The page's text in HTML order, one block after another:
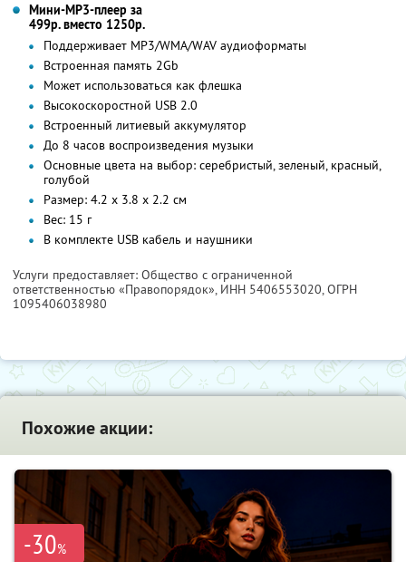
Мини-MP3-плеер за
499р. вместо 1250р.
Поддерживает MP3/WMA/WAV аудиоформаты
Встроенная память 2Gb
Может использоваться как флешка
Высокоскоростной USB 2.0
Встроенный литиевый аккумулятор
До 8 часов воспроизведения музыки
Основные цвета на выбор: серебристый, зеленый, красный,
голубой
Размер: 4.2 х 3.8 х 2.2 см
Вес: 15 г
В комплекте USB кабель и наушники
Услуги предоставляет: Общество с ограниченной
ответственностью «Правопорядок», ИНН 5406553020, ОГРН
1095406038980
Похожие акции:
-30%